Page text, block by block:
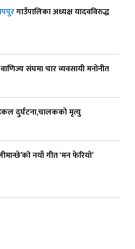
गाउँपालिका अध्यक्ष यादवविरुद्ध
वाणिज्य संघमा चार व्यवसायी मनोनीत
दुर्घटना,चालकको मृत्यु
नयाँ गीत ‘मन फेरियो’